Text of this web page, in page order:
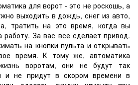
для ворот - это не роскошь, а
выходить в дождь, снег из авто,
тратить на это время, когда вы
За вас все сделает привод.
на кнопки пульта и открывать
время. К тому же, автоматика
воротам, они не будут так
и не придут в скором времени в